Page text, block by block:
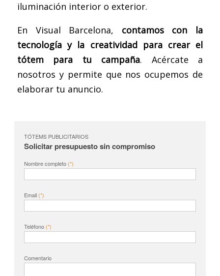
iluminación interior o exterior.
En Visual Barcelona, contamos con la
tecnología y la creatividad para crear el
tótem para tu campaña. Acércate a
nosotros y permite que nos ocupemos de
elaborar tu anuncio.
TÓTEMS PUBLICITARIOS
Solicitar presupuesto sin compromiso
Nombre completo (*)
Email (*)
Teléfono (*)
Comentario